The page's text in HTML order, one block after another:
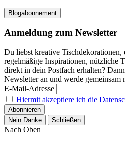
Blogabonnement
Anmeldung zum Newsletter
Du liebst kreative
regelmäßige Inspirationen, nützliche
direkt in dein Postfach erhalten?
Newsletter an und werde gemeinsam
E-Mail-Adresse
Hiermit akzeptiere ich die
Nein Danke Schließen
Nach Oben